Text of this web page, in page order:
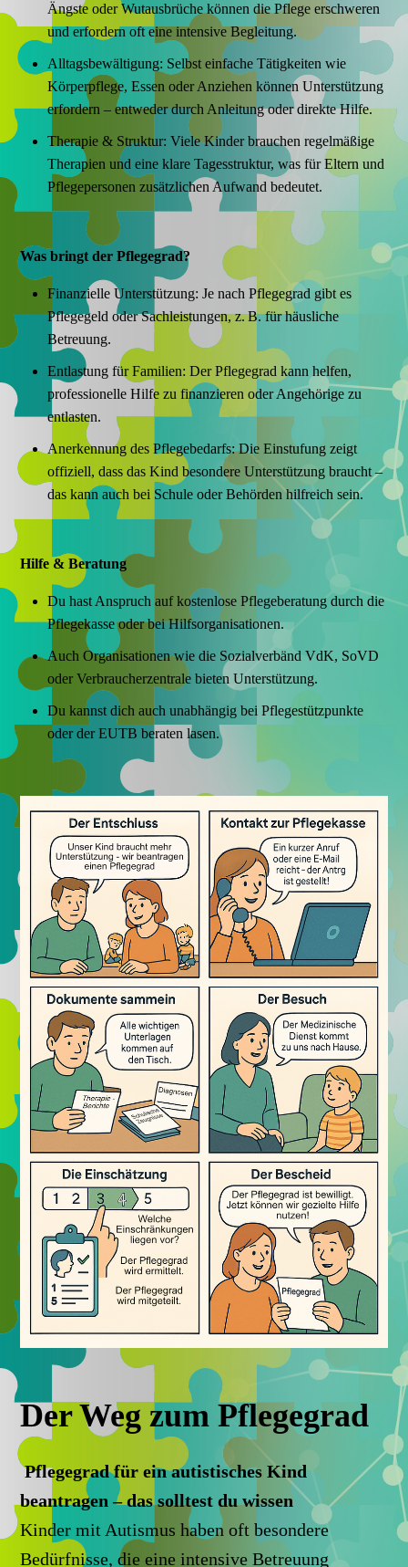
Ängste oder Wutausbrüche können die Pflege erschweren
und erfordern oft eine intensive Begleitung.
Alltagsbewältigung: Selbst einfache Tätigkeiten wie
Körperpflege, Essen oder Anziehen können Unterstützung
erfordern – entweder durch Anleitung oder direkte Hilfe.
Therapie & Struktur: Viele Kinder brauchen regelmäßige
Therapien und eine klare Tagesstruktur, was für Eltern und
Pflegepersonen zusätzlichen Aufwand bedeutet.
Was bringt der Pflegegrad?
Finanzielle Unterstützung: Je nach Pflegegrad gibt es
Pflegegeld oder Sachleistungen, z. B. für häusliche
Betreuung.
Entlastung für Familien: Der Pflegegrad kann helfen,
professionelle Hilfe zu finanzieren oder Angehörige zu
entlasten.
Anerkennung des Pflegebedarfs: Die Einstufung zeigt
offiziell, dass das Kind besondere Unterstützung braucht –
das kann auch bei Schule oder Behörden hilfreich sein.
Hilfe & Beratung
Du hast Anspruch auf kostenlose Pflegeberatung durch die
Pflegekasse oder bei Hilfsorganisationen.
Auch Organisationen wie die Sozialverbänd VdK, SoVD
oder Verbraucherzentrale bieten Unterstützung.
Du kannst dich auch unabhängig bei Pflegestützpunkte
oder der EUTB beraten lasen.
Der Weg zum Pflegegrad
Pflegegrad für ein autistisches Kind
beantragen – das solltest du wissen
Kinder mit Autismus haben oft besondere
Bedürfnisse, die eine intensive Betreuung